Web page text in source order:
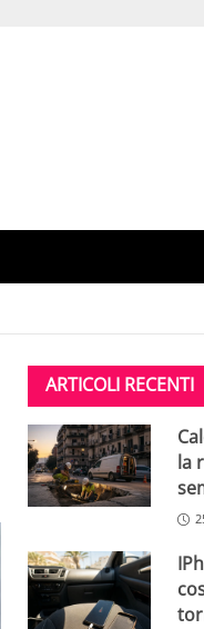
ARTICOLI RECENTI
la